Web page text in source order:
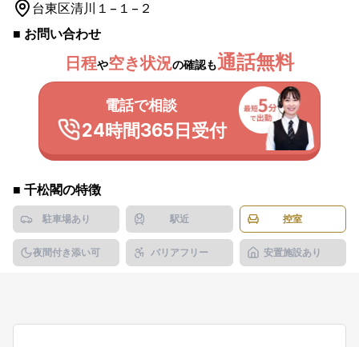
台東区清川１−１−２
■ お問い合わせ
日程や空き状況の確認も通話無料
電話で相談
24時間365日受付
■ 千松閣の特徴
駐車場あり 駅近 控室
夜間付き添い可 バリアフリー 安置施設あり